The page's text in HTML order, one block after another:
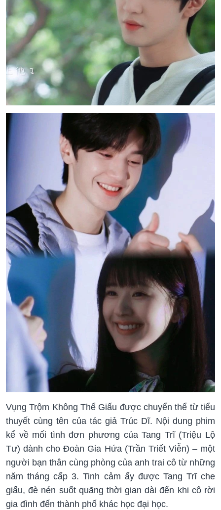
Vụng Trộm Không Thể Giấu được chuyển thể từ tiểu
thuyết cùng tên của tác giả Trúc Dĩ. Nội dung phim
kể về mối tình đơn phương của Tang Trĩ (Triệu Lộ
Tư) dành cho Đoàn Gia Hứa (Trần Triết Viễn) – một
người bạn thân cùng phòng của anh trai cô từ những
năm tháng cấp 3. Tinh cảm ấy được Tang Trĩ che
giấu, đè nén suốt quãng thời gian dài đến khi cô rời
gia đình đến thành phố khác học đại học.